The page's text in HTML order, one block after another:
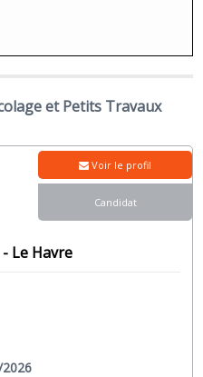
et Petits Travaux
Le Havre
Voir le profil
Candidat